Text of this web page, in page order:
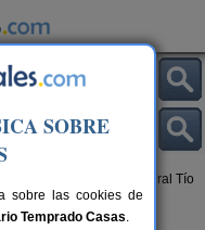
> Casa Rural Tío
SOBRE
sobre las cookies de
Temprado Casas.